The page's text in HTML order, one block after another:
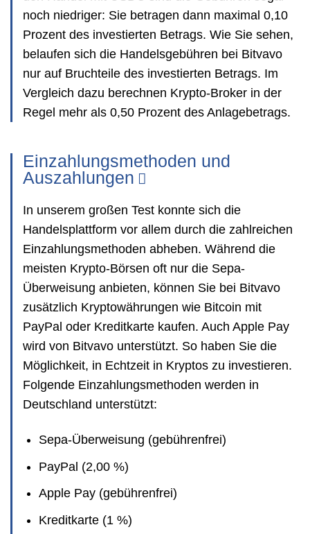
noch niedriger: Sie betragen dann maximal 0,10
Prozent des investierten Betrags. Wie Sie sehen,
belaufen sich die Handelsgebühren bei Bitvavo
nur auf Bruchteile des investierten Betrags. Im
Vergleich dazu berechnen Krypto-Broker in der
Regel mehr als 0,50 Prozent des Anlagebetrags.
Einzahlungsmethoden und
Auszahlungen
In unserem großen Test konnte sich die
Handelsplattform vor allem durch die zahlreichen
Einzahlungsmethoden abheben. Während die
meisten Krypto-Börsen oft nur die Sepa-
Überweisung anbieten, können Sie bei Bitvavo
zusätzlich Kryptowährungen wie Bitcoin mit
PayPal oder Kreditkarte kaufen. Auch Apple Pay
wird von Bitvavo unterstützt. So haben Sie die
Möglichkeit, in Echtzeit in Kryptos zu investieren.
Folgende Einzahlungsmethoden werden in
Deutschland unterstützt:
Sepa-Überweisung (gebührenfrei)
PayPal (2,00 %)
Apple Pay (gebührenfrei)
Kreditkarte (1 %)